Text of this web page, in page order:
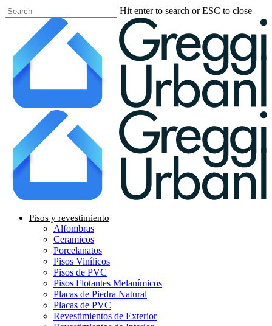
Skip
to
content
Hit enter to search or ESC to close
Menu Pisos y revestimiento
Alfombras
Ceramicos
Porcelanatos
Pisos Vinílicos
Pisos de PVC
Pisos Flotantes Melanímicos
Placas de Piedra Natural
Placas de PVC
Revestimientos de Exterior